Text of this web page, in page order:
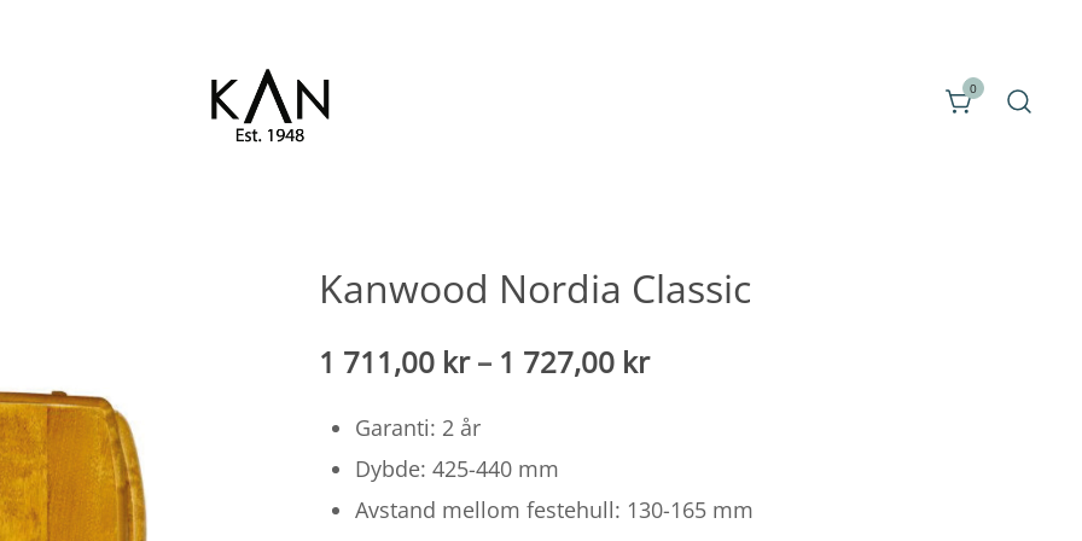
0
Kanwood Nordia Classic
1 711,00 kr – 1 727,00 krPrisintervall:
til
Garanti: 2 år
Dybde: 425-440 mm
Avstand mellom festehull: 130-165 mm